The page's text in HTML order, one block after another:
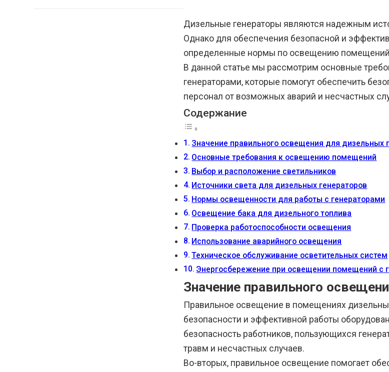
Дизельные генераторы являются надежным
Однако для обеспечения безопасной и
определенные нормы по освещению
В данной статье мы рассмотрим основные
генераторами, которые помогут обеспечить
персонал от возможных аварий и несчастных
Содержание
Значение правильного освещения для дизельных
Основные требования к освещению помещений
Выбор и расположение светильников
Источники света для дизельных генераторов
Нормы освещенности для работы с генераторами
Освещение бака для дизельного топлива
Проверка работоспособности освещения
Использование аварийного освещения
Техническое обслуживание осветительных систем
Энергосбережение при освещении помещений с
Значение правильного
Правильное освещение в помещениях
безопасности и эффективной работы
безопасность работников, пользующихся
травм и несчастных случаев.
Во-вторых, правильное освещение помогает